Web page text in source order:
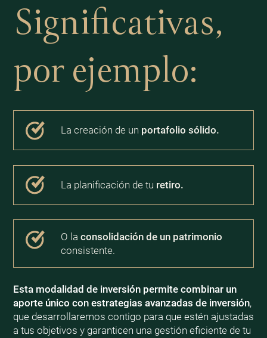
Significativas,
por ejemplo:
La creación de un portafolio sólido.
La planificación de tu retiro.
O laconsolidación de un patrimonio
consistente.
Esta modalidad de inversión permite combinar un
aporte único con estrategias avanzadas de inversión,
que desarrollaremos contigo para que estén ajustadas
a tus objetivos y garanticen una gestión eficiente de tu